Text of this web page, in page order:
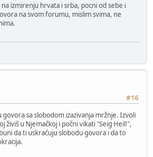
izmirenju hrvata i srba, pocni od sebe i
na svom forumu, mislim svima, ne
#16
govora sa slobodom izazivanja mržnje. Izvoli
živiš u Njemačkoj i počni vikati "Seig Heil!",
da ti uskraćuju slobodu govora i da to